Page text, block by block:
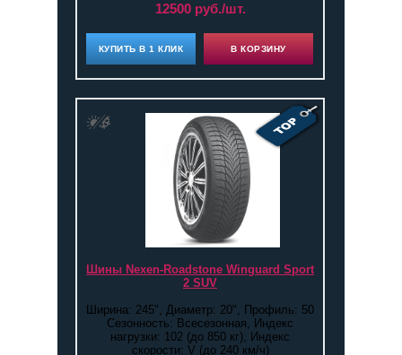
12500 руб./шт.
КУПИТЬ В 1 КЛИК В КОРЗИНУ
Шины Nexen-Roadstone Winguard Sport
2 SUV
Ширина: 245", Диаметр: 20", Профиль: 50
Сезонность: Всесезонная, Индекс
нагрузки: 102 (до 850 кг), Индекс
скорости: V (до 240 км/ч)